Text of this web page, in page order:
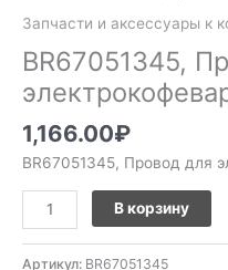
Запчасти и аксессуары к
BR67051345,
1,166.00₽
BR67051345, Провод для
В корзину
Артикул: BR67051345